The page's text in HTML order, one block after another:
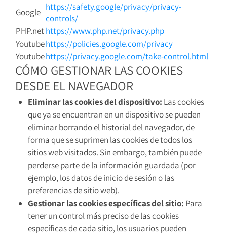
Google https://safety.google/privacy/privacy-
controls/
PHP.nethttps://www.php.net/privacy.php
Youtubehttps://policies.google.com/privacy
Youtubehttps://privacy.google.com/take-control.html
CÓMO GESTIONAR LAS COOKIES
DESDE EL NAVEGADOR
Eliminar las cookies del dispositivo: Las cookies
que ya se encuentran en un dispositivo se pueden
eliminar borrando el historial del navegador, de
forma que se suprimen las cookies de todos los
sitios web visitados. Sin embargo, también puede
perderse parte de la información guardada (por
ejemplo, los datos de inicio de sesión o las
preferencias de sitio web).
Gestionar las cookies específicas del sitio: Para
tener un control más preciso de las cookies
específicas de cada sitio, los usuarios pueden